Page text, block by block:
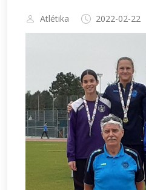
Atlétika 2022-02-22